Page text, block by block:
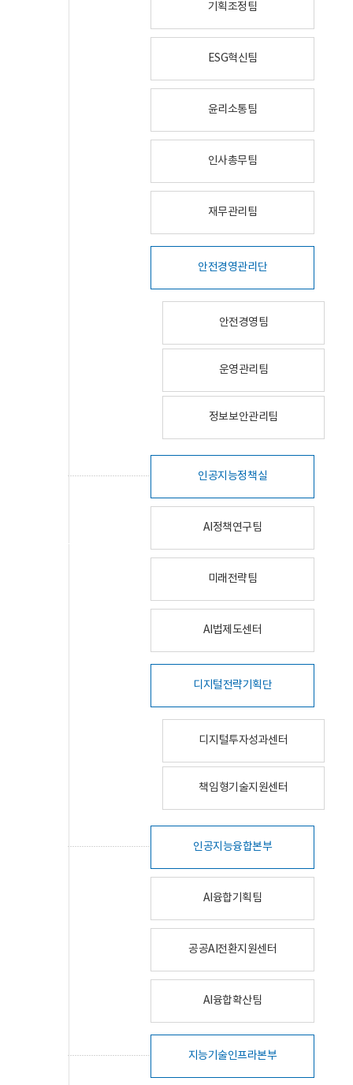
기획조정팀
ESG혁신팀
윤리소통팀
인사총무팀
재무관리팀
안전경영관리단
안전경영팀
운영관리팀
정보보안관리팀
인공지능정책실
AI정책연구팀
미래전략팀
AI법제도센터
디지털전략기획단
디지털투자성과센터
책임형기술지원센터
인공지능융합본부
AI융합기획팀
공공AI전환지원센터
AI융합확산팀
지능기술인프라본부